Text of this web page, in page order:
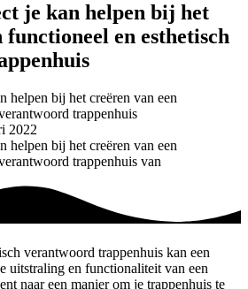
je kan helpen bij het
functioneel en esthetisch
2022
verantwoord trappenhuis kan een
uitstraling en functionaliteit van een
naar een manier om je trappenhuis te